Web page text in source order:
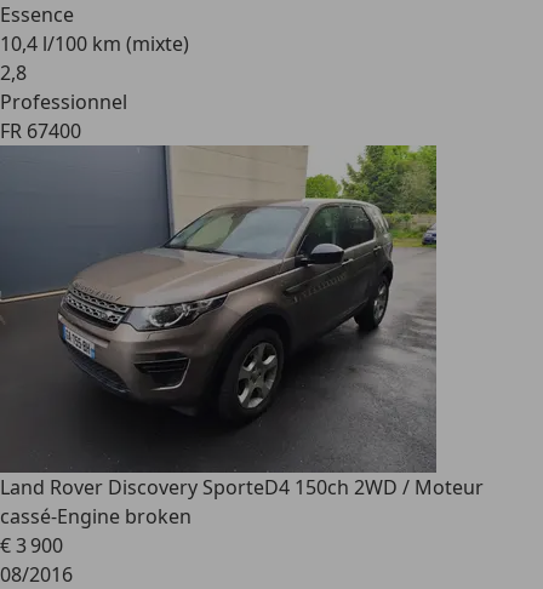
Essence
10,4 l/100 km (mixte)
2,8
Professionnel
FR 67400
Land Rover Discovery SporteD4 150ch 2WD / Moteur
cassé-Engine broken
€ 3 900
08/2016